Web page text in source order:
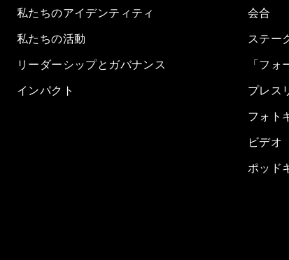
私たちのアイデンティティ
私たちの活動
リーダーシップとガバナンス
インパクト
会合
ステー
「フォ
プレス
フォト
ビデオ
ポッド